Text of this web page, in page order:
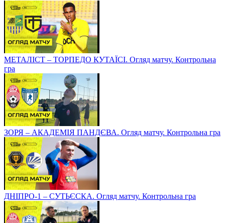
МЕТАЛІСТ – ТОРПЕДО КУТАЇСІ. Огляд матчу. Контрольна
гра
ЗОРЯ – АКАДЕМІЯ ПАНДЄВА. Огляд матчу. Контрольна гра
ДНІПРО-1 – СУТЬЄСКА. Огляд матчу. Контрольна гра